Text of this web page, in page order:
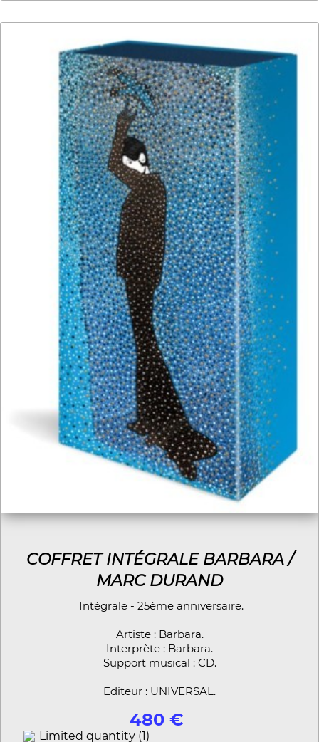
COFFRET INTÉGRALE BARBARA /
MARC DURAND
Intégrale - 25ème anniversaire.
Artiste : Barbara.
Interprète : Barbara.
Support musical : CD.
Editeur : UNIVERSAL.
480 €
Limited quantity (1)